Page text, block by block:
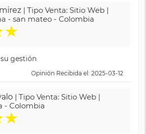
| Tipo Venta: Sitio Web |
- san mateo - Colombia
★
gestión
Opinión Recibida el: 2025-03-12
| Tipo Venta: Sitio Web |
- Colombia
★